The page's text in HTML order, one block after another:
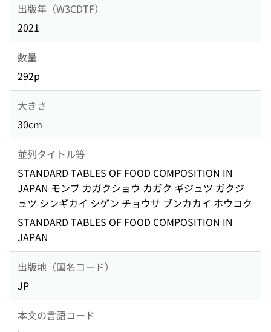
出版年（W3CDTF）
2021
数量
292p
大きさ
30cm
並列タイトル等
STANDARD TABLES OF FOOD COMPOSITION IN
JAPAN モンブ カガクショウ カガク ギジュツ ガクジ
ュツ シンギカイ シゲン チョウサ ブンカカイ ホウコク
STANDARD TABLES OF FOOD COMPOSITION IN
JAPAN
出版地（国名コード）
JP
本文の言語コード